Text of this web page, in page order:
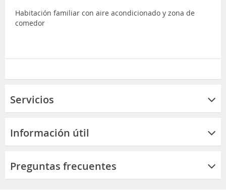
Habitación familiar con aire acondicionado y zona de
comedor
Servicios
Información útil
Preguntas frecuentes